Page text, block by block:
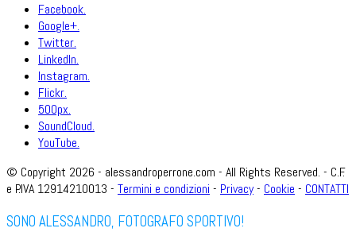
Facebook.
Google+.
Twitter.
LinkedIn.
Instagram.
Flickr.
500px.
SoundCloud.
YouTube.
© Copyright 2026 - alessandroperrone.com - All Rights Reserved. - C.F.
e P.IVA 12914210013 - Termini e condizioni - Privacy- Cookie - CONTATTI
SONO ALESSANDRO, FOTOGRAFO SPORTIVO!